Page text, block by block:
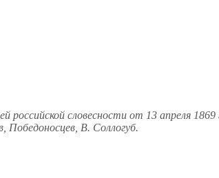
российской словесности от 13 апреля
Победоносцев, В. Соллогуб.